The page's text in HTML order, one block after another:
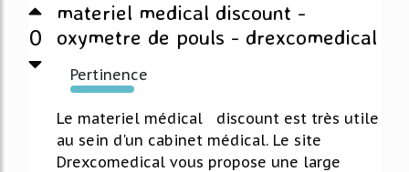
0
materiel medical discount -
oxymetre de pouls - drexcomedical
Pertinence
926%
Le materiel médical discount est très utile
au sein d'un cabinet médical. Le site
Drexcomedical vous propose une large